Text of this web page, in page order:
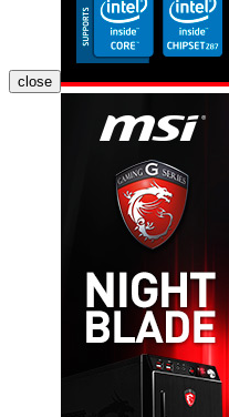
close